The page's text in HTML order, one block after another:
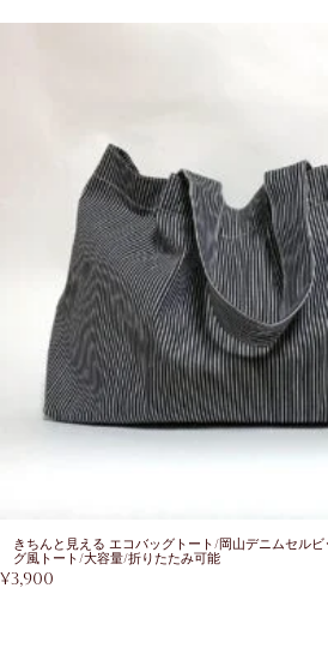
きちんと見える エコバッグトート/岡山デニムセル
グ風トート/大容量/折りたたみ可能
¥3,900